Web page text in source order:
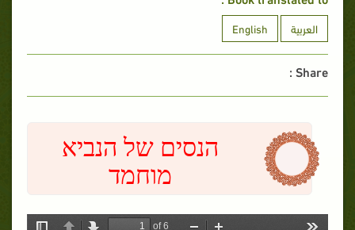
العربية English
Share :
הנסים של הנביא
מוחמד